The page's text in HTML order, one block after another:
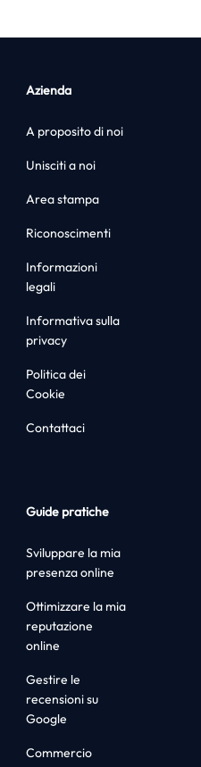
Azienda
A proposito di noi
Unisciti a noi
Area stampa
Riconoscimenti
Informazioni
legali
Informativa sulla
privacy
Politica dei
Cookie
Contattaci
Guide pratiche
Sviluppare la mia
presenza online
Ottimizzare la mia
reputazione
online
Gestire le
recensioni su
Google
Commercio